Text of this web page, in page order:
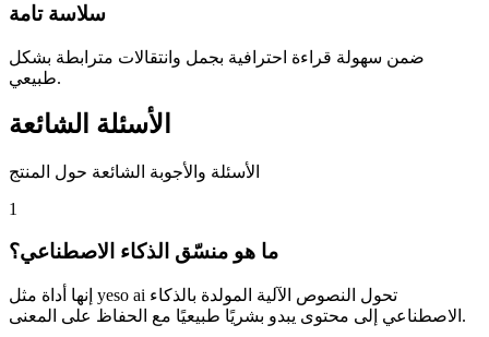
سلاسة تامة
ضمن سهولة قراءة احترافية بجمل وانتقالات مترابطة بشكل
طبيعي.
الأسئلة الشائعة
الأسئلة والأجوبة الشائعة حول المنتج
1
ما هو منسّق الذكاء الاصطناعي؟
إنها أداة مثل yeso ai تحول النصوص الآلية المولدة بالذكاء
الاصطناعي إلى محتوى يبدو بشريًا طبيعيًا مع الحفاظ على المعنى.